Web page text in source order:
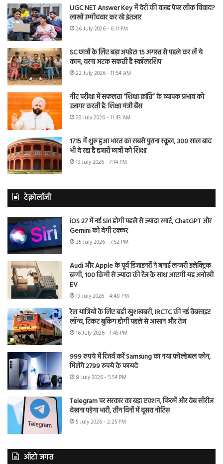
UGC NET Answer Key में देरी की वजह पेपर लीक विवाद?
लाखों उम्मीदवार कर रहे इंतजार
26 July 2026 - 6:11 PM
SC छात्रों के लिए बड़ा अपडेट! 15 अगस्त से पहले कर लें ये
काम, वरना अटक सकती है स्कॉलरशिप
22 July 2026 - 11:54 AM
नीट परीक्षा में सफलता “शिक्षा क्रांति” के व्यापक प्रभाव को
उजागर करती है: शिक्षा मंत्री बैंस
20 July 2026 - 11:43 AM
1715 में शुरू हुआ भारत का सबसे पुराना स्कूल, 300 साल बाद
भी दे रहा है हजारों छात्रों को शिक्षा
19 July 2026 - 7:14 PM
टेक्नोलॉजी
iOS 27 में नई Siri होगी पहले से ज्यादा स्मार्ट, ChatGPT और
Gemini को देगी टक्कर
25 July 2026 - 7:52 PM
Audi और Apple के पूर्व डिजाइनरों ने बनाई लग्जरी इलेक्ट्रिक
बग्गी, 100 किमी से ज्यादा की रेंज के साथ आएगी यह अनोखी
EV
19 July 2026 - 4:48 PM
रेल यात्रियों के लिए बड़ी खुशखबरी, IRCTC की नई वेबसाइट
लॉन्च, टिकट बुकिंग होगी पहले से आसान और तेज
16 July 2026 - 1:45 PM
999 रुपये में रिजर्व करें Samsung का नया फोल्डेबल फोन,
मिलेंगे 2799 रुपये के फायदे
8 July 2026 - 5:54 PM
Telegram पर सरकार का बड़ा एक्शन, फिल्में और वेब सीरीज
देखना पड़ेगा भारी, तीन दिनों में दूसरा नोटिस
5 July 2026 - 2:25 PM
ऑटो जगत